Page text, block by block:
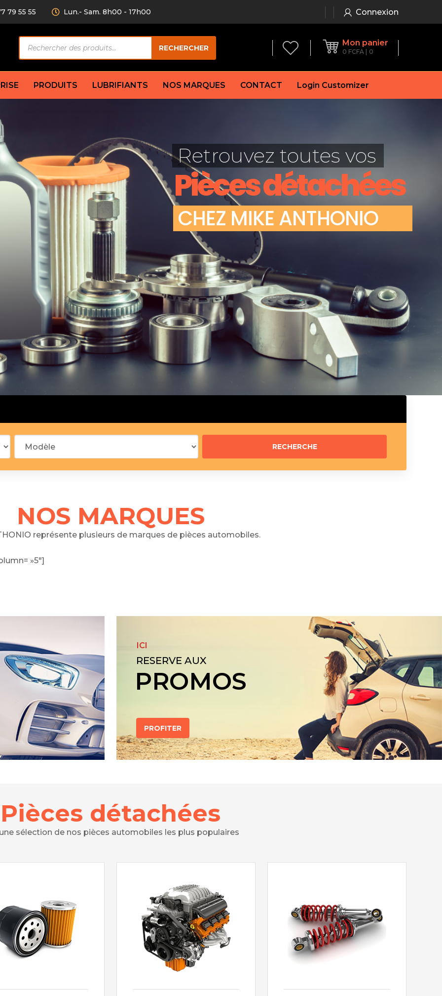
79 55 55 Lun.- Sam. 8h00 - 17h00 Connexion
de
produits
RECHERCHER
Mon panier
0 FCFA 0
AV/AR
amortisseur
Compresseur
Condenseur
Électrovanne
Évaporateur
Mano
Thermostat d’eau
Sonde de température
Garniture
Flexible de frein
Huile de frein
Mâchoires de frein
Jeu de plaquettes de frein
Démarreur
Feu arrière
principal
fusée
distribution
Débitmètre d’aire
Filtre à aire
Filtre à essence
Filtre à huile
Filtre à gasoil
Silencieux arrière
Silencieux central
Butée élastique de silencieux
Raccord de tuyau d’échappement
PRODUITS LUBRIFIANTS NOS MARQUES CONTACT Login Customizer
Pièces détachées
CHEZ MIKEANTHONIO
Retrouvez toutes vos
NOS MARQUES
représente plusieurs de marques de pièces automobiles.
»5″]
ICI
RESERVE AUX
PROMOS
PROFITER
Pièces détachées
sélection de nos pièces automobiles les plus populaires